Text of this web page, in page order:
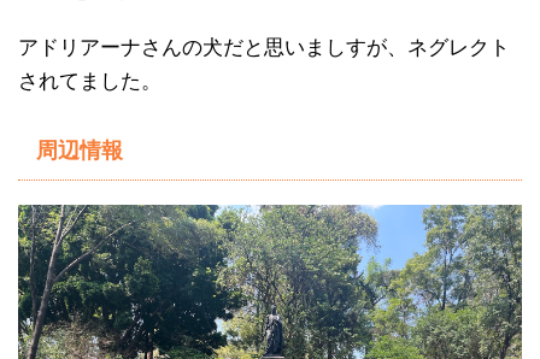
アドリアーナさんの犬だと思いましすが、ネグレクト
されてました。
周辺情報